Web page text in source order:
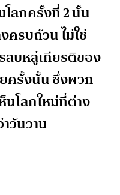
ลกครั้งที่ 2 นั้น
ครบถ้วน ไม่ใช่
ลบหลู่เกียรติของ
ครั้งนั้น ซึ่งพวก
นโลกใหม่ที่ต่าง
วันวาน